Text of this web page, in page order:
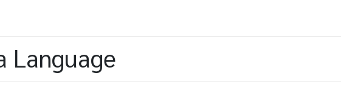
Language